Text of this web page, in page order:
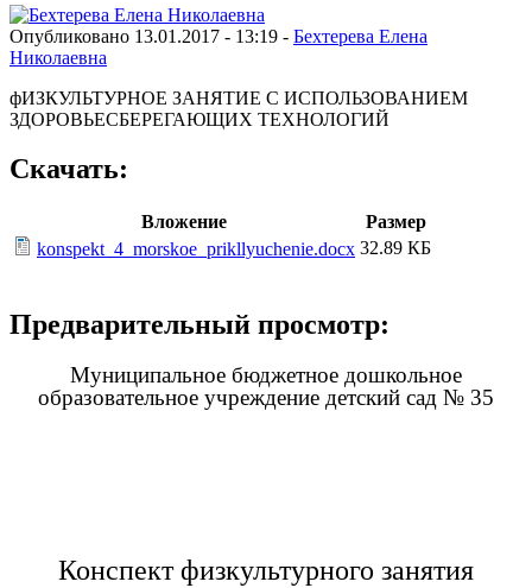
Опубликовано 13.01.2017 - 13:19 - Бехтерева Елена
Николаевна
фИЗКУЛЬТУРНОЕ ЗАНЯТИЕ С ИСПОЛЬЗОВАНИЕМ
ЗДОРОВЬЕСБЕРЕГАЮЩИХ ТЕХНОЛОГИЙ
Скачать:
Вложение
Размер
konspekt_4_morskoe_prikllyuchenie.docx 32.89 КБ
Предварительный просмотр:
Муниципальное бюджетное дошкольное
образовательное учреждение детский сад № 35
Конспект физкультурного занятия